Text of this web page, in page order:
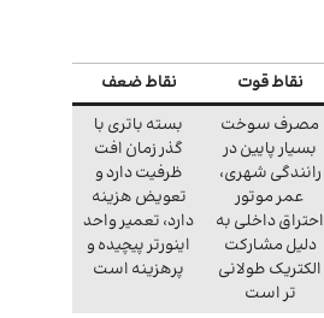
نقاط قوت
نقاط ضعف
مصرف سوخت
بسیار پایین در
رانندگی شهری،
عمر موتور
احتراق داخلی به
دلیل مشارکت
الکتریک طولانی
تر است
بسته باتری با
گذر زمان افت
ظرفیت دارد و
تعویض هزینه
دارد، تعمیر واحد
اینورتر پیچیده و
پرهزینه است